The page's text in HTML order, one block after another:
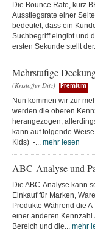
Die Bounce Rate, kurz
Ausstiegsrate einer
bedeutet, dass ein
Suchbegriff eingibt und
ersten Sekunde stellt
Mehrstufige
(Kristoffer Ditz) Premium
Nun kommen wir zur
werden die oberen
herangezogen,
kann auf folgende
Kids) -... mehr lesen
ABC-Analyse und
Die ABC-Analyse kann
Einkauf für Marken,
Produkte Während die
einer anderen Kennzahl
Bereich und die... mehr